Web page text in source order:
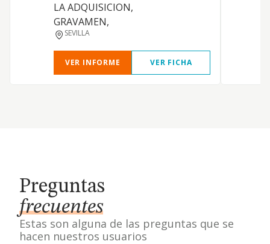
LA ADQUISICION,
GRAVAMEN,
SEVILLA
VER INFORME VER FICHA
Preguntas
frecuentes
Estas son alguna de las preguntas que se
hacen nuestros usuarios